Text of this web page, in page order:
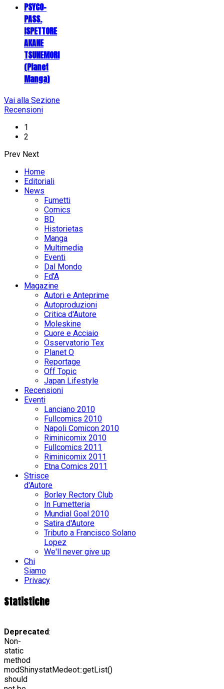
PSYCO-
PASS.
ISPETTORE
AKANE
TSUNEMORI
(Planet
Manga)
Vai alla Sezione
Recensioni
1
2
Prev Next
Home
Editoriali
News
Fumetti
Comics
BD
Historietas
Manga
Multimedia
Eventi
Dal Mondo
Fd'A
Magazine
Autori e Anteprime
Autoproduzioni
Critica d'Autore
Moleskine
Cuore e Acciaio
Osservatorio Tex
Planet O
Reportage
Off Topic
Japan Lifestyle
Recensioni
Eventi
Lanciano 2010
Fullcomics 2010
Napoli Comicon 2010
Riminicomix 2010
Fullcomics 2011
Riminicomix 2011
Etna Comics 2011
Strisce
d'Autore
Borley Rectory Club
In Fumetteria
Mundial Goal 2010
Satira d'Autore
Tributo a Francisco Solano
Lopez
We'll never give up
Chi
Siamo
Privacy
Statistiche
Deprecated:
Non-
static
method
modShinystatMedeot::getList()
should